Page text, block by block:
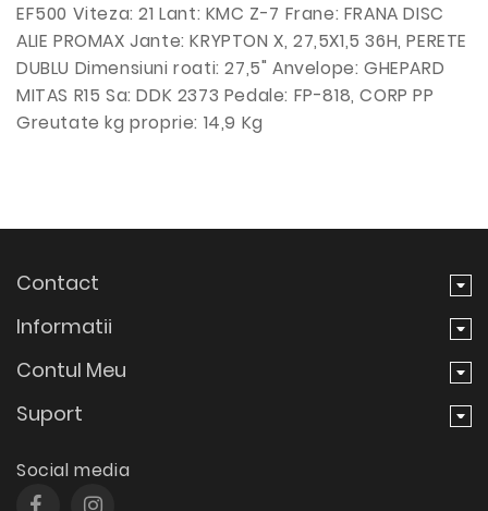
EF500 Viteza: 21 Lant: KMC Z-7 Frane: FRANA DISC
ALIE PROMAX Jante: KRYPTON X, 27,5X1,5 36H, PERETE
DUBLU Dimensiuni roati: 27,5" Anvelope: GHEPARD
MITAS R15 Sa: DDK 2373 Pedale: FP-818, CORP PP
Greutate kg proprie: 14,9 Kg
Contact
Informatii
Contul Meu
Suport
Social media